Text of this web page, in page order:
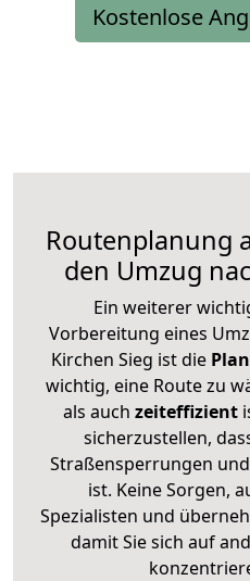
Kostenlose
Routenplanung
den Umzug
Ein weiterer
Vorbereitung eines
Kirchen Sieg ist die
wichtig, eine Route zu
als auch zeiteffizient
sicherzustellen,
Straßensperrungen
ist. Keine Sorgen,
Spezialisten und
damit Sie sich auf